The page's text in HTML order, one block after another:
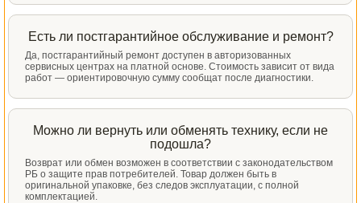
Есть ли постгарантийное обслуживание и ремонт?
Да, постгарантийный ремонт доступен в авторизованных
сервисных центрах на платной основе. Стоимость зависит от вида
работ — ориентировочную сумму сообщат после диагностики.
Можно ли вернуть или обменять технику, если не
подошла?
Возврат или обмен возможен в соответствии с законодательством
РБ о защите прав потребителей. Товар должен быть в
оригинальной упаковке, без следов эксплуатации, с полной
комплектацией.